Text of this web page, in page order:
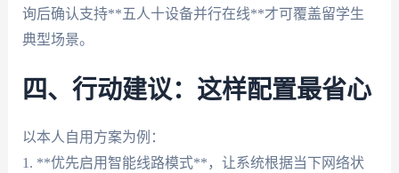
询后确认支持**五人十设备并行在线**才可覆盖留学生
典型场景。
四、行动建议：这样配置最省心
以本人自用方案为例：
1. **优先启用智能线路模式**，让系统根据当下网络状